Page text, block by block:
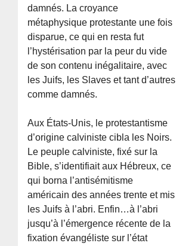
damnés. La croyance
métaphysique protestante une fois
disparue, ce qui en resta fut
l’hystérisation par la peur du vide
de son contenu inégalitaire, avec
les Juifs, les Slaves et tant d’autres
comme damnés.
Aux États-Unis, le protestantisme
d’origine calviniste cibla les Noirs.
Le peuple calviniste, fixé sur la
Bible, s’identifiait aux Hébreux, ce
qui borna l’antisémitisme
américain des années trente et mis
les Juifs à l’abri. Enfin…à l’abri
jusqu’à l’émergence récente de la
fixation évangéliste sur l’état